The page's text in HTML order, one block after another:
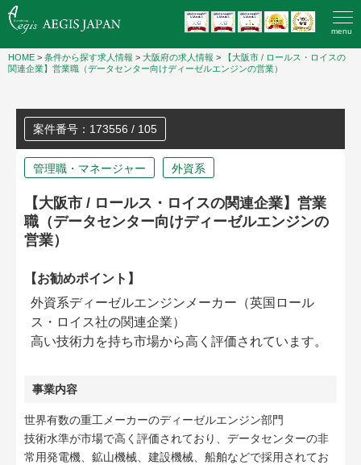
menu
HOME > 条件から探す求人情報 > 大阪府の求人情報 >
【大阪市 / ロールス・ロイスの
関連企業】営業職（データセンター向けディーゼルエンジンの営業）
案件番号：173556 / 105
管理職・マネージャー 外資系
【大阪市 / ロールス・ロイスの関連企業】営業
職（データセンター向けディーゼルエンジンの
営業）
【お勧めポイント】
外資系ディーゼルエンジンメーカー（英国ロール
ス・ロイス社の関連企業）
高い技術力を持ち市場から高く評価されています。
事業内容
世界有数の重工メーカーのディーゼルエンジン部門
技術水準が市場で高く評価されており、データセンターの非
常用発電機、鉱山機械、建設機械、船舶などで採用されてお